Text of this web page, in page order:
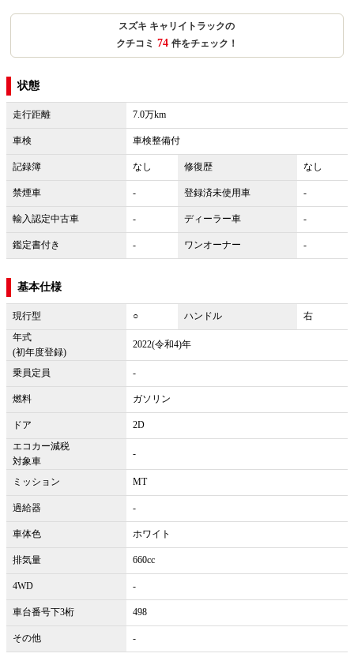
スズキ キャリイトラックの
クチコミ 74 件をチェック！
状態
走行距離 7.0万km
車検 車検整備付
記録簿 なし 修復歴 なし
禁煙車 - 登録済未使用車 -
輸入認定中古車 - ディーラー車 -
鑑定書付き - ワンオーナー -
基本仕様
現行型 ○ ハンドル
右
年式
(初年度登録)
2022(令和4)年
乗員定員 -
燃料 ガソリン
ドア
2D
エコカー減税
対象車
-
ミッション MT
過給器 -
車体色 ホワイト
排気量 660cc
4WD -
車台番号下3桁 498
その他 -